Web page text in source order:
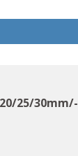
25/30mm/-